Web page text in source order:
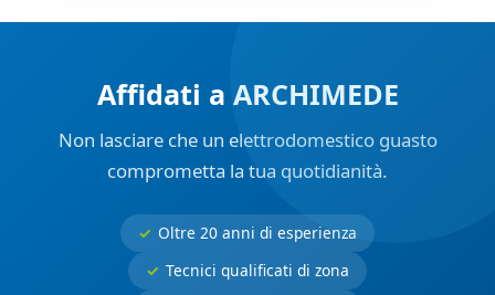
Affidati a ARCHIMEDE
Non lasciare che un elettrodomestico guasto
comprometta la tua quotidianità.
Oltre 20 anni di esperienza
Tecnici qualificati di zona